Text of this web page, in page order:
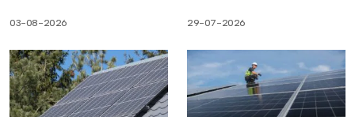
03-08-2026 29-07-2026